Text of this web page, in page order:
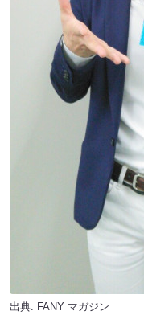
出典: FANY マガジン